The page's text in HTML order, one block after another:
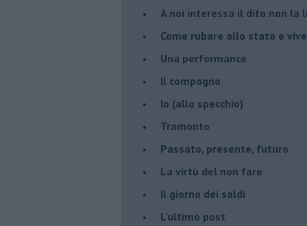
A noi interessa il dito non la
Come rubare allo stato e
Una performance
Il compagno
​Io (allo specchio)
Tramonto
Passato, presente, futuro
La virtù del non fare
Il giorno dei saldi
L'ultimo post